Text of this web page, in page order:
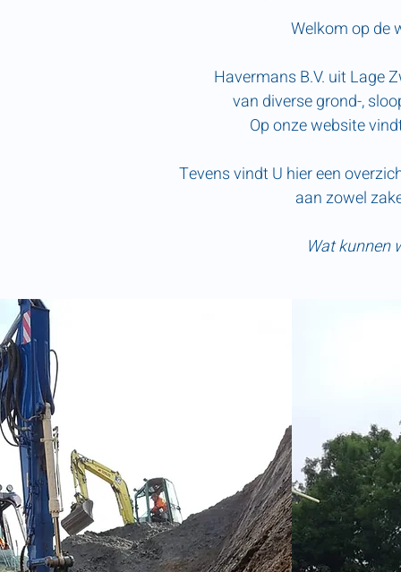
Welkom op de
Havermans B.V. uit Lage
van diverse grond-,
Op onze website
Tevens vindt U hier een
aan zowel
Wat kunnen